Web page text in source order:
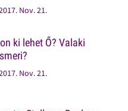
Nov. 21.
ki lehet Ő? Valaki
Nov. 21.